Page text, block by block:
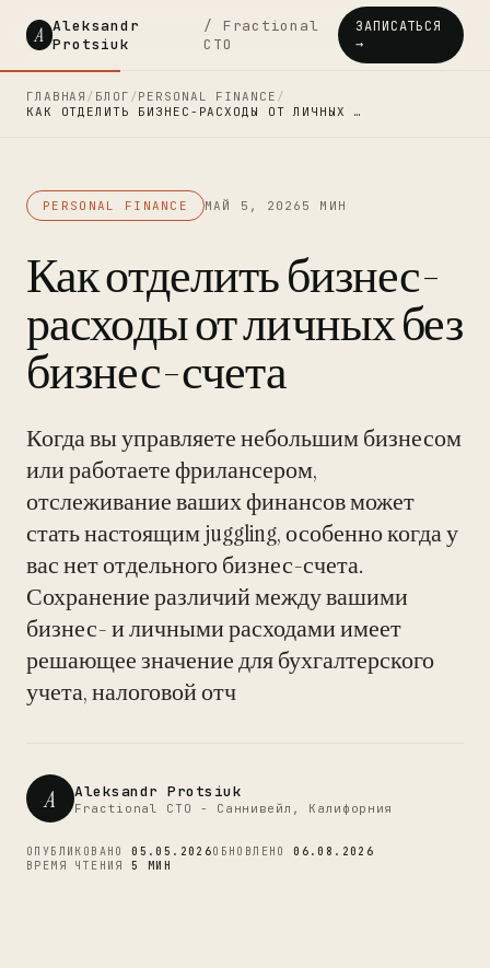
A Aleksandr
Protsiuk
/ Fractional
CTO
ЗАПИСАТЬСЯ
→
ГЛАВНАЯ / БЛОГ /PERSONAL FINANCE /
КАК ОТДЕЛИТЬ БИЗНЕС-РАСХОДЫ ОТ ЛИЧНЫХ …
PERSONAL FINANCE МАЙ 5, 2026 5 МИН
Как отделить бизнес-
расходы от личных без
бизнес-счета
Когда вы управляете небольшим бизнесом
или работаете фрилансером,
отслеживание ваших финансов может
стать настоящим juggling, особенно когда у
вас нет отдельного бизнес-счета.
Сохранение различий между вашими
бизнес- и личными расходами имеет
решающее значение для бухгалтерского
учета, налоговой отч
A Aleksandr Protsiuk
Fractional CTO - Саннивейл, Калифорния
ОПУБЛИКОВАНО05.05.2026ОБНОВЛЕНО06.08.2026
ВРЕМЯ ЧТЕНИЯ5 МИН